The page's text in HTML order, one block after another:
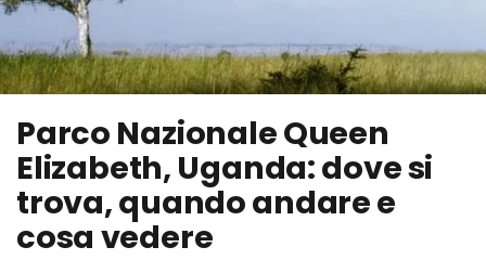
Parco Nazionale Queen
Elizabeth, Uganda: dove si
trova, quando andare e
cosa vedere